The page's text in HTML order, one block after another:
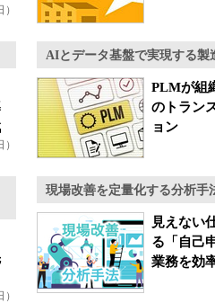
AIとデータ基盤で実現する製
PLMが組
のトラン
ョン
現場改善を定量化する分析手
見えない
る「自己
業務を効